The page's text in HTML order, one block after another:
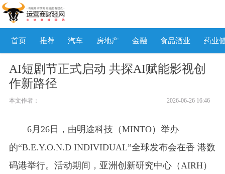
首页 推荐 汽车 房地产 金融 食品酒业 药业
AI短剧节正式启动 共探AI赋能影视创
作新路径
本文作者： 2026-06-26 16:46
6月26日，由明途科技（MINTO）举办
的“B.E.Y.O.N.D INDIVIDUAL”全球发布会在香 港数
码港举行。活动期间，亚洲创新研究中心（AIRH）